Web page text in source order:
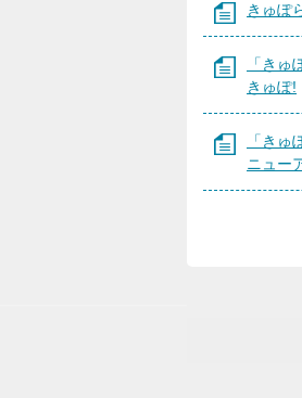
きゅぽ
「き
きゅぽ!
「き
ニュー